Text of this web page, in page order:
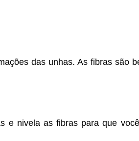
das unhas. As fibras são
e nivela as fibras para que